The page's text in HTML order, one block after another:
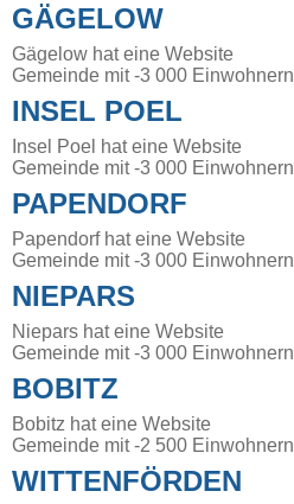
GÄGELOW
Gägelow hat eine Website
Gemeinde mit -3 000 Einwohnern
INSEL POEL
Insel Poel hat eine Website
Gemeinde mit -3 000 Einwohnern
PAPENDORF
Papendorf hat eine Website
Gemeinde mit -3 000 Einwohnern
NIEPARS
Niepars hat eine Website
Gemeinde mit -3 000 Einwohnern
BOBITZ
Bobitz hat eine Website
Gemeinde mit -2 500 Einwohnern
WITTENFÖRDEN